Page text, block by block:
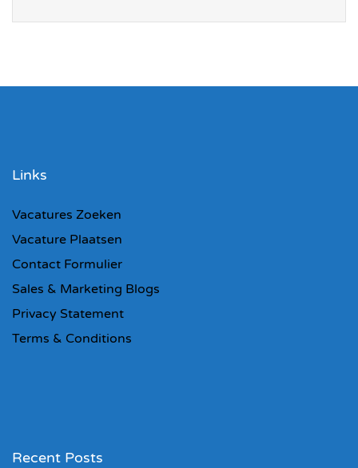
Links
Vacatures Zoeken
Vacature Plaatsen
Contact Formulier
Sales & Marketing Blogs
Privacy Statement
Terms & Conditions
Recent Posts